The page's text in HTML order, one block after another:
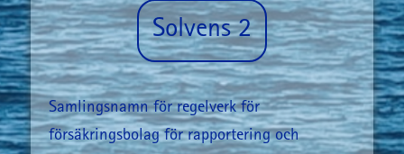
Solvens 2
Samlingsnamn för regelverk för
försäkringsbolag för rapportering och